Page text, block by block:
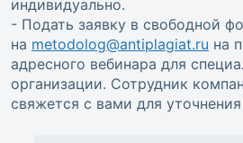
индивидуально.
- Подать заявку в свободной
на metodolog@antiplagiat.ru на
адресного вебинара для
организации. Сотрудник
свяжется с вами для уточнения